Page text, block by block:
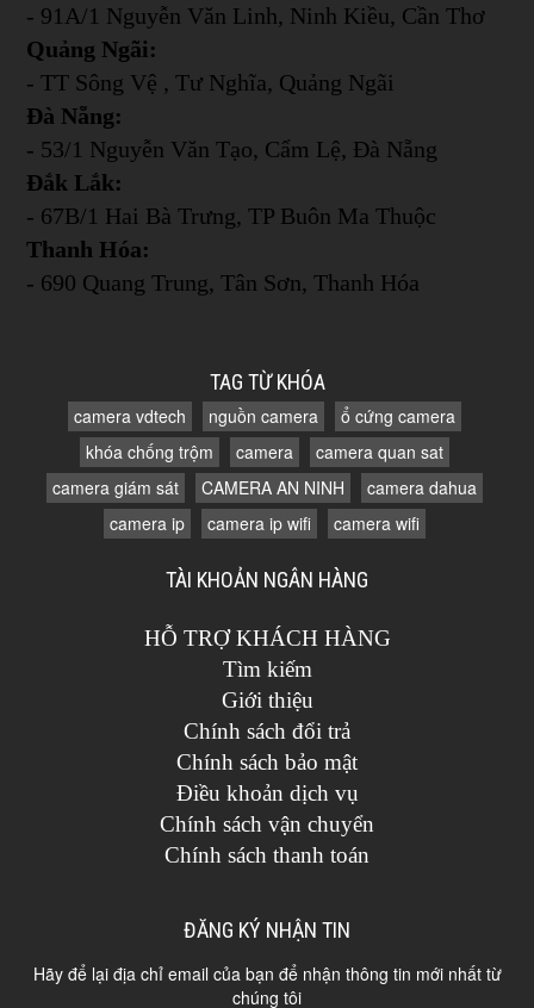
- 91A/1 Nguyễn Văn Linh, Ninh Kiều, Cần Thơ
Quảng Ngãi:
- TT Sông Vệ , Tư Nghĩa, Quảng Ngãi
Đà Nẵng:
- 53/1 Nguyễn Văn Tạo, Cẩm Lệ, Đà Nẵng
Đắk Lắk:
- 67B/1 Hai Bà Trưng, TP Buôn Ma Thuộc
Thanh Hóa:
- 690 Quang Trung, Tân Sơn, Thanh Hóa
TAG TỪ KHÓA
camera vdtech nguồn camera
ổ cứng camera
khóa chống trộm
camera
camera quan sat
camera giám sát
CAMERA AN NINH
camera dahua
camera ip
camera ip wifi camera wifi
TÀI KHOẢN NGÂN HÀNG
HỖ TRỢ KHÁCH HÀNG
Tìm kiếm
Giới thiệu
Chính sách đổi trả
Chính sách bảo mật
Điều khoản dịch vụ
Chính sách vận chuyển
Chính sách thanh toán
ĐĂNG KÝ NHẬN TIN
Hãy để lại địa chỉ email của bạn để nhận thông tin mới nhất từ
chúng tôi